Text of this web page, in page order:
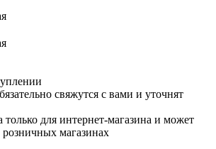
свяжутся с вами и уточнят
только для интернет-магазина и может
розничных магазинах